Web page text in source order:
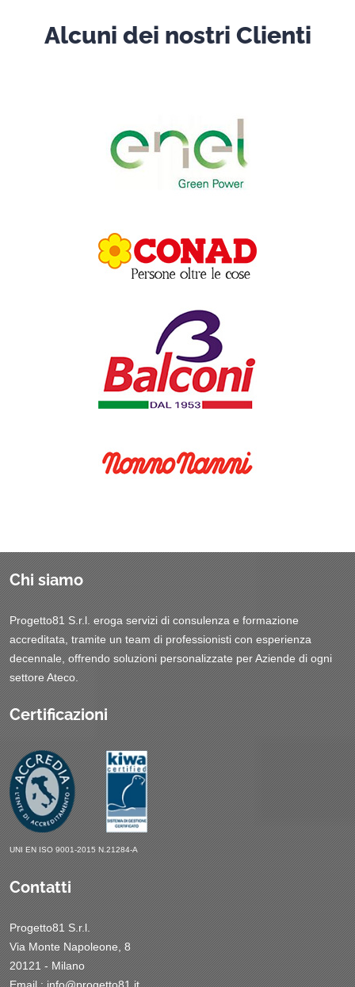
Alcuni dei nostri Clienti
Chi siamo
Progetto81 S.r.l. eroga servizi di consulenza e formazione
accreditata, tramite un team di professionisti con esperienza
decennale, offrendo soluzioni personalizzate per Aziende di ogni
settore Ateco.
Certificazioni
UNI EN ISO 9001-2015 N.21284-A
Contatti
Progetto81 S.r.l.
Via Monte Napoleone, 8
20121 - Milano